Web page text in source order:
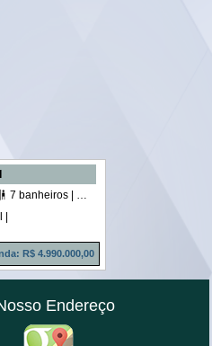
7 banheiros |
R$ 4.990.000,00
Endereço